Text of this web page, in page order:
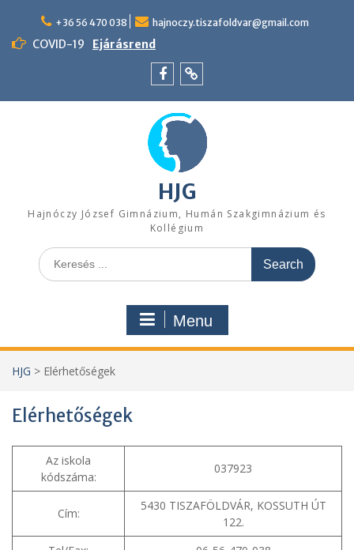
content
+36 56 470 038 hajnoczy.tiszafoldvar@gmail.com
COVID-19 Ejárásrend
tétel
HJG
Hajnóczy József Gimnázium, Humán Szakgimnázium és
Kollégium
Search
for:
Menu
HJG > Elérhetőségek
Elérhetőségek
Az iskola
kódszáma:
037923
Cím:
5430 TISZAFÖLDVÁR, KOSSUTH ÚT
122.